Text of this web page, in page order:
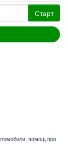
Старт
помощ при